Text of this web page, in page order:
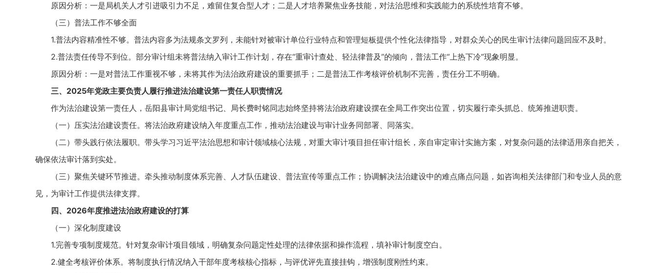
原因分析：一是局机关人才引进吸引力不足，难留住复合型人才；二是人才培养聚焦业务技能，对法治思维和实践能力的系统性培育不够。​
（三）普法工作不够全面
1.普法内容精准性不够。普法内容多为法规条文罗列，未能针对被审计单位行业特点和管理短板提供个性化法律指导，对群众关心的民生审计法律问题回应不及时。
2.普法责任传导不到位。部分审计组未将普法纳入审计工作计划，存在“重审计查处、轻法律普及”的倾向，普法工作“上热下冷”现象明显。
原因分析：一是对普法工作重视不够，未将其作为法治政府建设的重要抓手；二是普法工作考核评价机制不完善，责任分工不明确。​
三、2025年党政主要负责人履行推进法治建设第一责任人职责情况
作为法治建设第一责任人，岳阳县审计局党组书记、局长费时铭同志始终坚持将法治政府建设摆在全局工作突出位置，切实履行牵头抓总、统筹推进职责。
（一）压实法治建设责任。将法治政府建设纳入年度重点工作，推动法治建设与审计业务同部署、同落实。
（二）带头践行依法履职。带头学习习近平法治思想和审计领域核心法规，对重大审计项目担任审计组长，亲自审定审计实施方案，对复杂问题的法律适用亲自把关，
确保依法审计落到实处。
（三）聚焦关键环节推进。牵头推动制度体系完善、人才队伍建设、普法宣传等重点工作；协调解决法治建设中的难点痛点问题，如咨询相关法律部门和专业人员的意
见，为审计工作提供法律支撑。
四、2026年度推进法治政府建设的打算
（一）深化制度建设
1.完善专项制度规范。针对复杂审计项目领域，明确复杂问题定性处理的法律依据和操作流程，填补审计制度空白。
2.健全考核评价体系。将制度执行情况纳入干部年度考核核心指标，与评优评先直接挂钩，增强制度刚性约束。